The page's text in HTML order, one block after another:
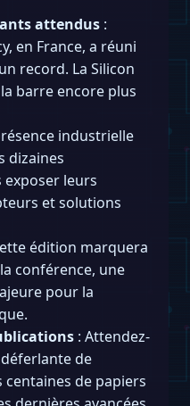
attendus :
en France, a réuni
record. La Silicon
barre encore plus
industrielle
dizaines
exposer leurs
et solutions
édition marquera
conférence, une
pour la
: Attendez-
de
centaines de papiers